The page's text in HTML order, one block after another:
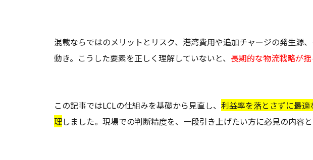
混載ならではのメリットとリスク、港湾費用や追加チャージの発生源
動き。 こうした要素を正しく理解していないと、 長期的な物流戦略が
この記事ではLCLの仕組みを基礎から見直し、 利益率を落とさずに最
理しました。現場での判断精度を、一段引き上げたい方に必見の内容と